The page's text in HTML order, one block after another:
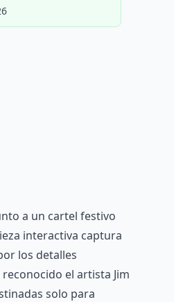
a un cartel festivo
interactiva captura
los detalles
el artista Jim
solo para